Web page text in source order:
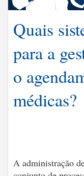
Quais
para a
o
médicas?
A administração